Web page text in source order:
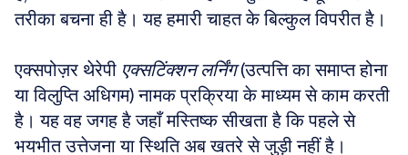
तरीका बचना ही है। यह हमारी चाहत के बिल्कुल विपरीत है।
एक्सपोज़र थेरेपी एक्सटिंक्शन लर्निंग (उत्पत्ति का समाप्त होना
या विलुप्ति अधिगम) नामक प्रक्रिया के माध्यम से काम करती
है। यह वह जगह है जहाँ मस्तिष्क सीखता है कि पहले से
भयभीत उत्तेजना या स्थिति अब खतरे से जुड़ी नहीं है।